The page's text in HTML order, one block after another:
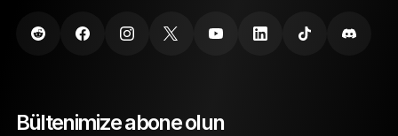
karşı koruma sağlamak için son derece dayanıklı
Bültenimize abone olun